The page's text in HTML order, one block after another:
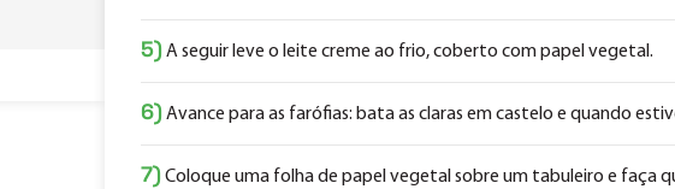
5) A seguir leve o leite creme ao frio, coberto com papel vegetal.
6) Avance para as farófias: bata as claras em castelo e quando
7) Coloque uma folha de papel vegetal sobre um tabuleiro e faça